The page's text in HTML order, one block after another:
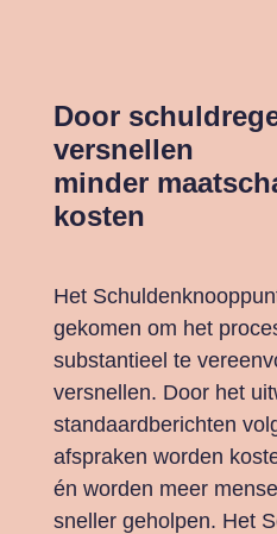
Door
versnellen
minder
kosten
Het
gekomen om het
substantieel te
versnellen. Door het
standaardberichten
afspraken worden
én worden meer
sneller geholpen. Het